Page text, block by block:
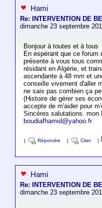
Hami
Re: INTERVENTION DE
dimanche 23 septembre
Bonjour à toutes et à tous
En espérant que ce forum
présente à vous tous
résidant en Algérie, et
ascendante à 48 mm et
conseille vivement d'aller
ne sais pas combien ça
(Histoire de gérer ses
accepte de m'aider pour
Sincères salutations. mon
boudiafhamid@yahoo.fr
Répondre Citer
Hami
Re: INTERVENTION DE
dimanche 23 septembre